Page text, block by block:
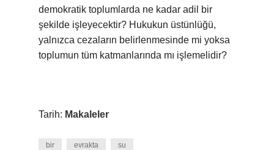
demokratik toplumlarda ne kadar adil bir
şekilde işleyecektir? Hukukun üstünlüğü,
yalnızca cezaların belirlenmesinde mi yoksa
toplumun tüm katmanlarında mı işlemelidir?
Tarih: Makaleler
bir evrakta su